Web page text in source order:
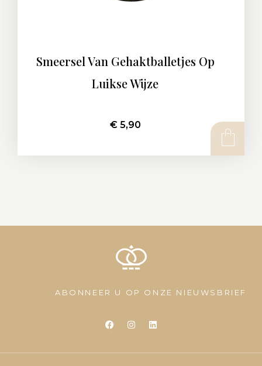
Smeersel Van Gehaktballetjes Op
Luikse Wijze
€5,90
ABONNEER U OP ONZE NIEUWSBRIEF